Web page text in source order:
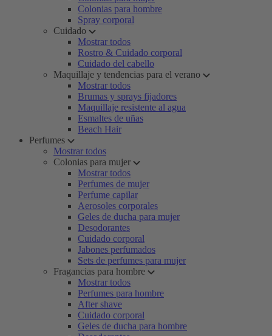
Colonias para hombre
Spray corporal
Cuidado
Mostrar todos
Rostro & Cuidado corporal
Cuidado del cabello
Maquillaje y tendencias para el verano
Mostrar todos
Brumas y sprays fijadores
Maquillaje resistente al agua
Esmaltes de uñas
Beach Hair
Perfumes
Mostrar todos
Colonias para mujer
Mostrar todos
Perfumes de mujer
Perfume capilar
Aerosoles corporales
Geles de ducha para mujer
Desodorantes
Cuidado corporal
Jabones perfumados
Sets de perfumes para mujer
Fragancias para hombre
Mostrar todos
Perfumes para hombre
After shave
Cuidado corporal
Geles de ducha para hombre